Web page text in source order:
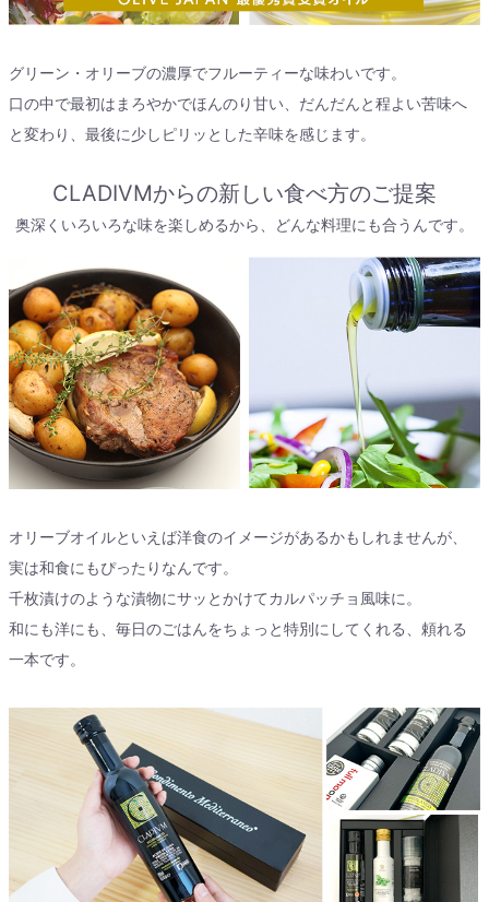
グリーン・オリーブの濃厚でフルーティーな味わいです。
口の中で最初はまろやかでほんのり甘い、だんだんと程よい苦味へ
と変わり、最後に少しピリッとした辛味を感じます。
CLADIVMからの新しい食べ方のご提案
奥深くいろいろな味を楽しめるから、どんな料理にも合うんです。
オリーブオイルといえば洋食のイメージがあるかもしれませんが、
実は和食にもぴったりなんです。
千枚漬けのような漬物にサッとかけてカルパッチョ風味に。
和にも洋にも、毎日のごはんをちょっと特別にしてくれる、頼れる
一本です。